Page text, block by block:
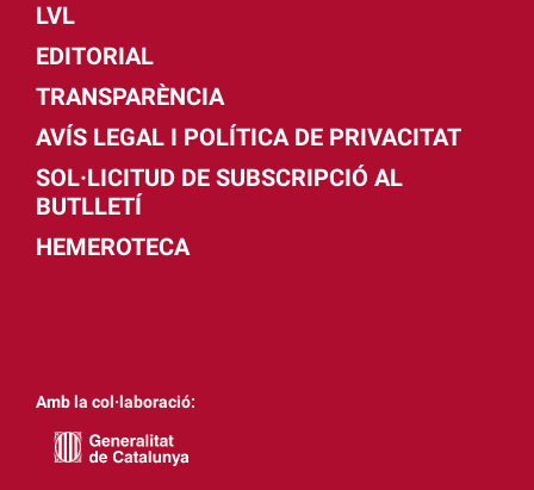
LVL
EDITORIAL
TRANSPARÈNCIA
AVÍS LEGAL I POLÍTICA DE PRIVACITAT
SOL·LICITUD DE SUBSCRIPCIÓ AL
BUTLLETÍ
HEMEROTECA
Amb la col·laboració: